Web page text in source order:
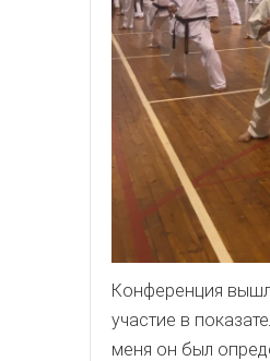
Конференция
участие в
меня он был